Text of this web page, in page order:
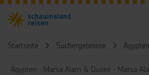
Startseite Suchergebnisse Ägypten
Ägypten ∙ Marsa Alam & Quseir ∙ Marsa